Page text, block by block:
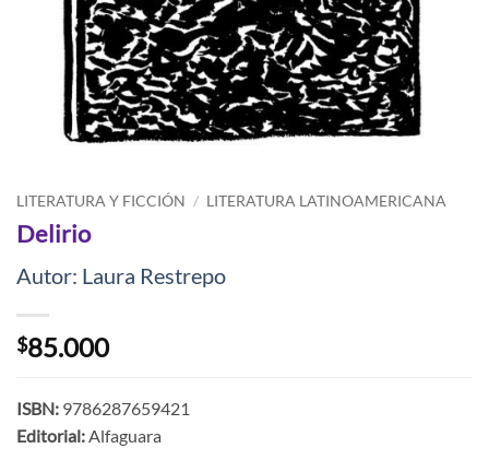
LITERATURA Y FICCIÓN / LITERATURA LATINOAMERICANA
Delirio
Autor: Laura Restrepo
$85.000
ISBN: 9786287659421
Editorial:Alfaguara